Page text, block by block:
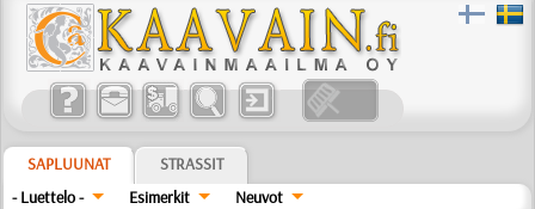
SAPLUUNAT
STRASSIT
- Luettelo -
Esimerkit Neuvot